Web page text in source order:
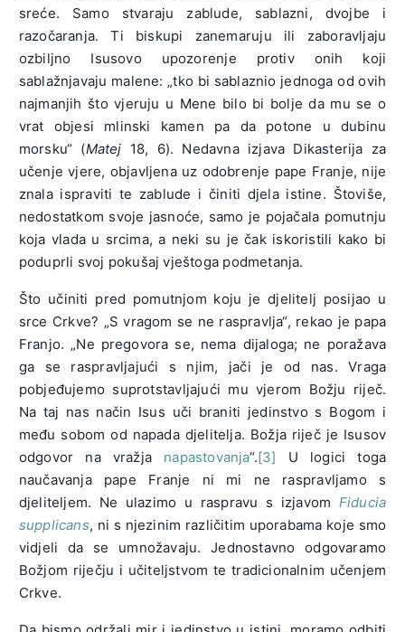
sreće. Samo stvaraju zablude, sablazni, dvojbe i
razočaranja. Ti biskupi zanemaruju ili zaboravljaju
ozbiljno Isusovo upozorenje protiv onih koji
sablažnjavaju malene: „tko bi sablaznio jednoga od ovih
najmanjih što vjeruju u Mene bilo bi bolje da mu se o
vrat objesi mlinski kamen pa da potone u dubinu
morsku“ (Matej 18, 6). Nedavna izjava Dikasterija za
učenje vjere, objavljena uz odobrenje pape Franje, nije
znala ispraviti te zablude i činiti djela istine. Štoviše,
nedostatkom svoje jasnoće, samo je pojačala pomutnju
koja vlada u srcima, a neki su je čak iskoristili kako bi
poduprli svoj pokušaj vještoga podmetanja.
Što učiniti pred pomutnjom koju je djelitelj posijao u
srce Crkve? „S vragom se ne raspravlja“, rekao je papa
Franjo. „Ne pregovora se, nema dijaloga; ne poražava
ga se raspravljajući s njim, jači je od nas. Vraga
pobjeđujemo suprotstavljajući mu vjerom Božju riječ.
Na taj nas način Isus uči braniti jedinstvo s Bogom i
među sobom od napada djelitelja. Božja riječ je Isusov
odgovor na vražja napastovanja“.[3] U logici toga
naučavanja pape Franje ni mi ne raspravljamo s
djeliteljem. Ne ulazimo u raspravu s izjavom Fiducia
supplicans, ni s njezinim različitim uporabama koje smo
vidjeli da se umnožavaju. Jednostavno odgovaramo
Božjom riječju i učiteljstvom te tradicionalnim učenjem
Crkve.